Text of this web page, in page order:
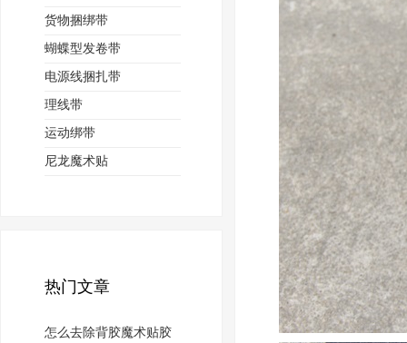
货物捆绑带
蝴蝶型发卷带
电源线捆扎带
理线带
运动绑带
尼龙魔术贴
热门文章
怎么去除背胶魔术贴胶